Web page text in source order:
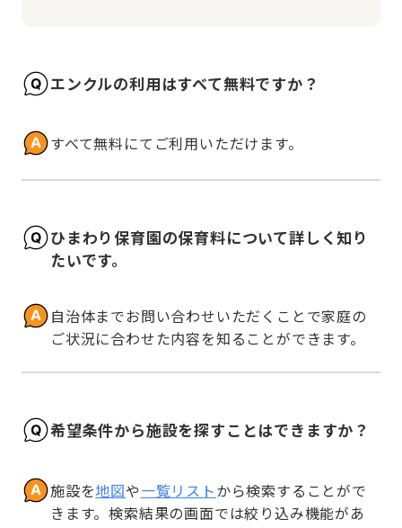
エンクルの利用はすべて無料ですか？
すべて無料にてご利用いただけます。
ひまわり保育園の保育料について詳しく知り
たいです。
自治体までお問い合わせいただくことで家庭の
ご状況に合わせた内容を知ることができます。
希望条件から施設を探すことはできますか？
施設を地図や一覧リストから検索することがで
きます。検索結果の画面では絞り込み機能があ